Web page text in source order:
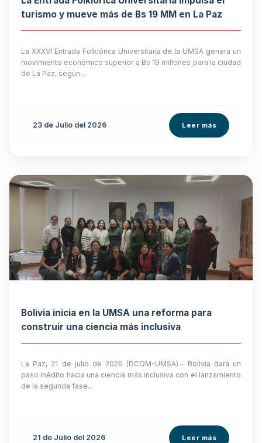
turismo y mueve más de Bs 19 MM en La Paz
La XXXVI Entrada Folklórica Universitaria de la UMSA genera un
movimiento económico superior a Bs 19 millones para la ciudad
de La Paz, según...
23 de Julio del 2026 Leer más
Bolivia inicia en la UMSA una reforma para
construir una ciencia más inclusiva
La Paz, 21 de julio de 2026 (DCOM-UMSA).- Bolivia dará un
paso inédito hacia una ciencia más inclusiva con el lanzamiento
de la segunda fase...
21 de Julio del 2026 Leer más